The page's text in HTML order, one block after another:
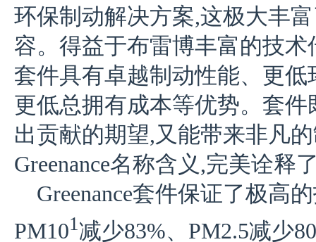
环保制动解决方案,这极大丰
容。得益于布雷博丰富的技术
套件具有卓越制动性能、更
更低总拥有成本等优势。套
出贡献的期望,又能带来非凡
Greenance名称含义,完美诠释
Greenance套件保证了极高
PM101减少83%、PM2.5减少